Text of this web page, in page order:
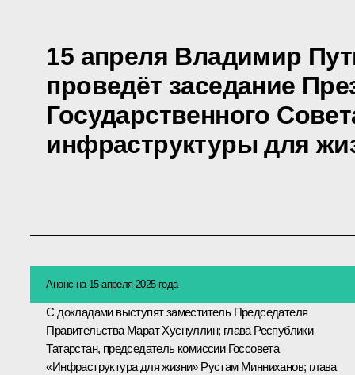
15 апреля Владимир
проведёт заседание
Государственного
инфраструктуры для
Анонс на 15 апреля 2025 года
С докладами выступят заместитель Председателя
Правительства Марат Хуснуллин; глава Республики
Татарстан, председатель комиссии Госсовета
«Инфраструктура для жизни» Рустам Минниханов; глава